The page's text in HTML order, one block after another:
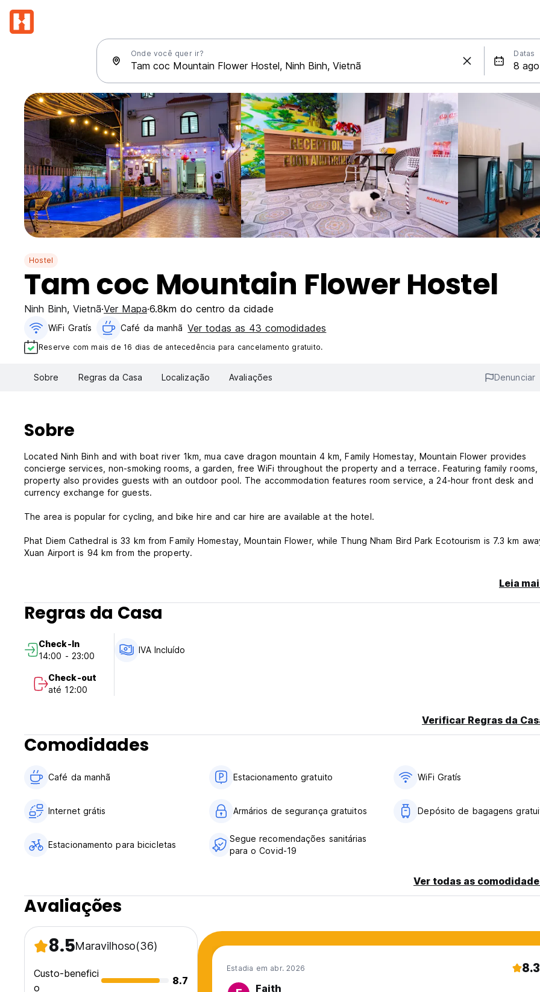
Onde você quer ir? Datas
Hostel
Tam coc Mountain Flower Hostel
Ninh Binh, Vietnã Ver Mapa 6.8km do centro da cidade
WiFi Gratís Café da manhã Ver todas as 43 comodidades
Reserve com mais de 16 dias de antecedência para cancelamento gratuito.
Sobre Regras da Casa Localização Avaliações Denunciar
Sobre
Located Ninh Binh and with boat river 1km, mua cave dragon mountain 4 km, Family Homestay, Mountain Flower provides
concierge services, non-smoking rooms, a garden, free WiFi throughout the property and a terrace. Featuring family rooms,
property also provides guests with an outdoor pool. The accommodation features room service, a 24-hour front desk and
currency exchange for guests.
The area is popular for cycling, and bike hire and car hire are available at the hotel.
Phat Diem Cathedral is 33 km from Family Homestay, Mountain Flower, while Thung Nham Bird Park Ecotourism is 7.3 km
Xuan Airport is 94 km from the property.
Leia
Regras da Casa
Check-In
14:00 - 23:00
Check-out
até 12:00
IVA Incluído
Verificar Regras da
Comodidades
Café da manhã Estacionamento gratuito WiFi Gratís
Internet grátis Armários de segurança gratuitos Depósito de bagagens
Estacionamento para bicicletas
Segue recomendações sanitárias
para o Covid-19
Ver todas as
Avaliações
8.5Maravilhoso(36)
Custo-benefici
o
8.7
Estadia em abr. 2026 8.3
Faith